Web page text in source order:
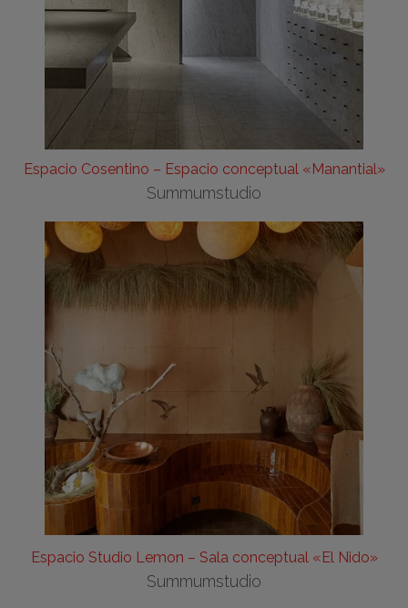
Espacio Cosentino – Espacio conceptual «Manantial»
Summumstudio
Espacio Studio Lemon – Sala conceptual «El Nido»
Summumstudio